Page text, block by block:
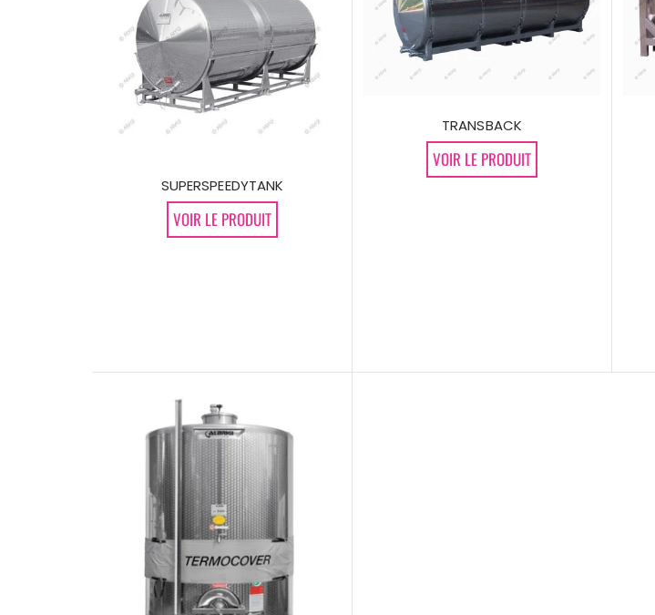
SUPERSPEEDYTANK
VOIR LE PRODUIT
TRANSBACK
VOIR LE PRODUIT